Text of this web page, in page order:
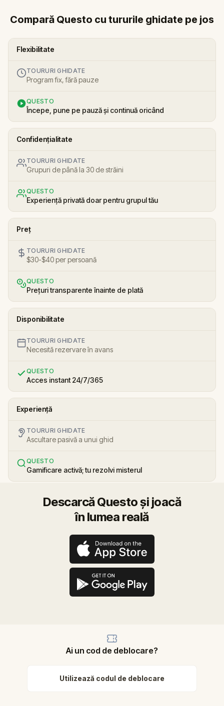
Compară Questo cu tururile ghidate pe jos
Flexibilitate
TOURURI GHIDATE
Program fix, fără pauze
QUESTO
Începe, pune pe pauză și continuă oricând
Confidențialitate
TOURURI GHIDATE
Grupuri de până la 30 de străini
QUESTO
Experiență privată doar pentru grupul tău
Preț
TOURURI GHIDATE
$30-$40 per persoană
QUESTO
Prețuri transparente înainte de plată
Disponibilitate
TOURURI GHIDATE
Necesită rezervare în avans
QUESTO
Acces instant 24/7/365
Experiență
TOURURI GHIDATE
Ascultare pasivă a unui ghid
QUESTO
Gamificare activă; tu rezolvi misterul
Descarcă Questo și joacă
în lumea reală
Ai un cod de deblocare?
Utilizează codul de deblocare